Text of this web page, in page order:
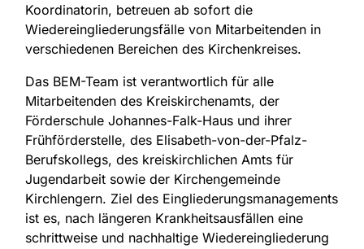
Koordinatorin, betreuen ab sofort die
Wiedereingliederungsfälle von Mitarbeitenden in
verschiedenen Bereichen des Kirchenkreises.
Das BEM-Team ist verantwortlich für alle
Mitarbeitenden des Kreiskirchenamts, der
Förderschule Johannes-Falk-Haus und ihrer
Frühförderstelle, des Elisabeth-von-der-Pfalz-
Berufskollegs, des kreiskirchlichen Amts für
Jugendarbeit sowie der Kirchengemeinde
Kirchlengern. Ziel des Eingliederungsmanagements
ist es, nach längeren Krankheitsausfällen eine
schrittweise und nachhaltige Wiedereingliederung